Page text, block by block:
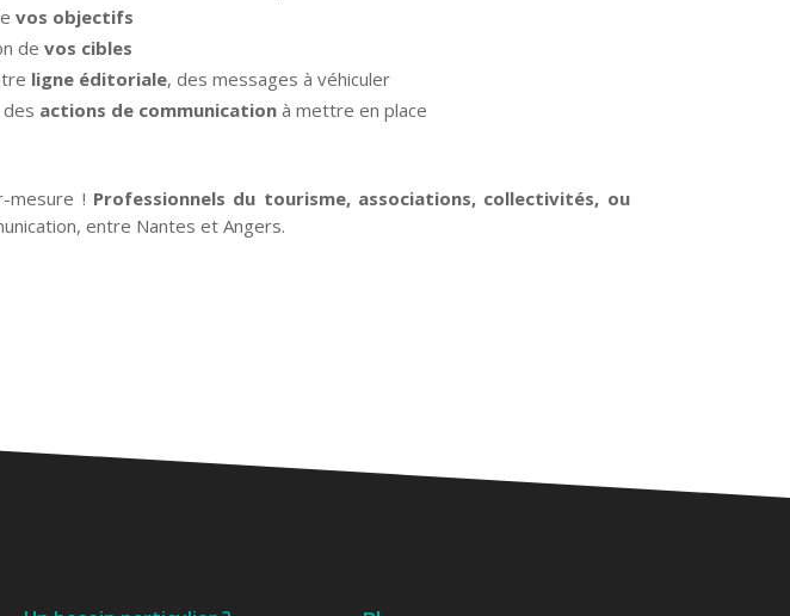
vos objectifs
devos cibles
ligne éditoriale, des messages à véhiculer
actions de communication à mettre en place
mesure ! Professionnels du tourisme, associations, collectivités, ou
entre Nantes et Angers.